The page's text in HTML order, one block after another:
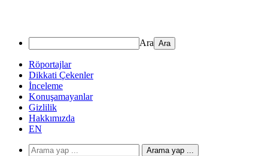
Ara
Röportajlar
Dikkati Çekenler
İnceleme
Konuşamayanlar
Gizlilik
Hakkımızda
EN
Arama yap ...